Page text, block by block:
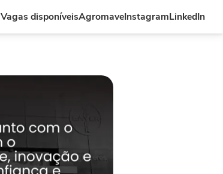
Vagas disponíveisAgromaveInstagramLinkedIn